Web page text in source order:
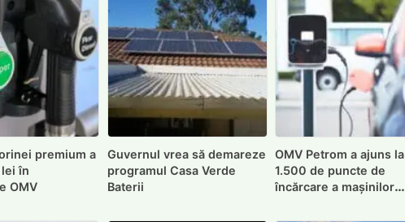
premium a
în
OMV
Guvernul vrea să demareze
programul Casa Verde
Baterii
OMV Petrom a ajuns la
1.500 de puncte de
încărcare a mașinilor